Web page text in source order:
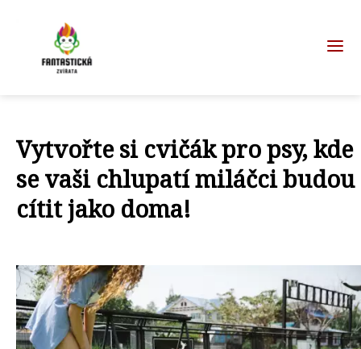
Vytvořte si cvičák pro psy, kde
se vaši chlupatí miláčci budou
cítit jako doma!